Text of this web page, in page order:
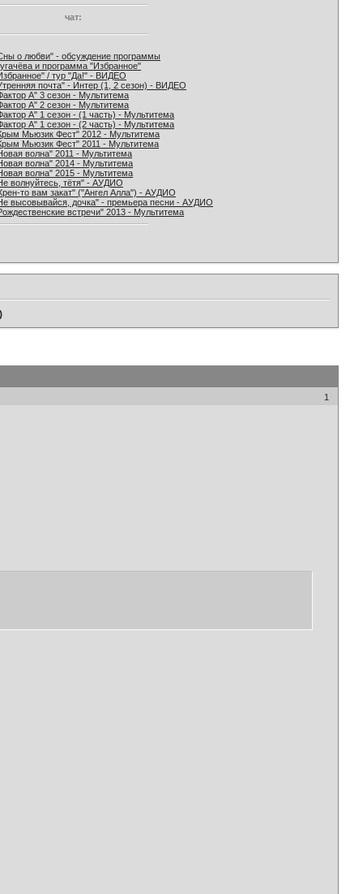
чат:
о любви" - обсуждение программы
и программа "Избранное"
/ тур "Да!" - ВИДЕО
почта" - Интер (1, 2 сезон) - ВИДЕО
А" 3 сезон - Мультитема
А" 2 сезон - Мультитема
А" 1 сезон - (1 часть) - Мультитема
А" 1 сезон - (2 часть) - Мультитема
Мьюзик Фест" 2012 - Мультитема
Мьюзик Фест" 2011 - Мультитема
волна" 2011 - Мультитема
волна" 2014 - Мультитема
волна" 2015 - Мультитема
волнуйтесь, тётя" - АУДИО
то вам закат" ("Ангел Алла") - АУДИО
высовывайся, дочка" - премьера песни - АУДИО
встречи" 2013 - Мультитема
1